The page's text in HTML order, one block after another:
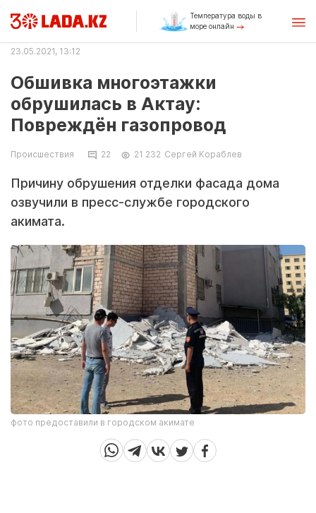
Температура воды в
море онлайн
23.05.2021, 13:12
Обшивка многоэтажки
обрушилась в Актау:
Повреждён газопровод
Происшествия 22 21 232 Сергей Кораблев
Причину обрушения отделки фасада дома
озвучили в пресс-службе городского
акимата.
фото предоставили в городском акимате